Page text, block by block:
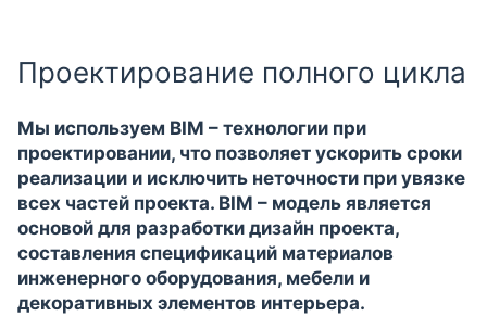
Проектирование полного цикла
Мы используем BIM – технологии при
проектировании, что позволяет ускорить сроки
реализации и исключить неточности при увязке
всех частей проекта. BIM – модель является
основой для разработки дизайн проекта,
составления спецификаций материалов
инженерного оборудования, мебели и
декоративных элементов интерьера.